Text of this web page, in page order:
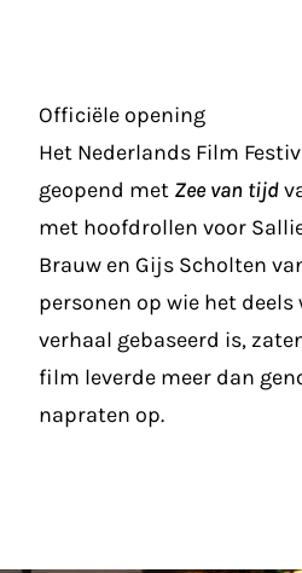
Officiële opening
Het Nederlands Film
geopend met Zee van tijd
met hoofdrollen voor
Brauw en Gijs Scholten
personen op wie het
verhaal gebaseerd is,
film leverde meer dan
napraten op.